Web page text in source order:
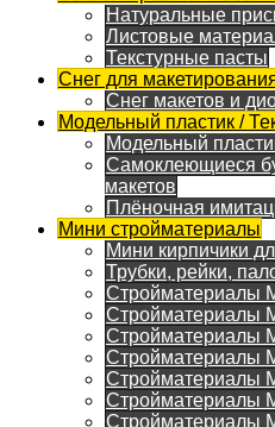
Натуральные
Листовые
Текстурные пасты
Снег для
Снег макетов и
Модельный пластик /
Модельный
Самоклеющиеся
макетов
Плёночная
Мини стройматериалы
Мини кирпичики
Трубки, рейки,
Стройматериалы
Стройматериалы
Стройматериалы
Стройматериалы
Стройматериалы
Стройматериалы
Стройматериалы